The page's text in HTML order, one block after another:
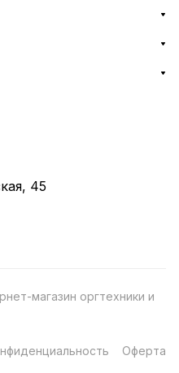
45
магазин оргтехники и
Оферта